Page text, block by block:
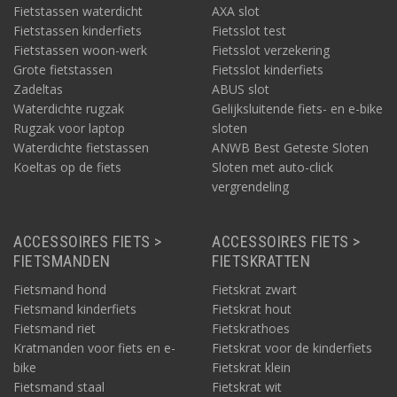
Fietstassen waterdicht
Fietstassen kinderfiets
Fietstassen woon-werk
Grote fietstassen
Zadeltas
Waterdichte rugzak
Rugzak voor laptop
Waterdichte fietstassen
Koeltas op de fiets
AXA slot
Fietsslot test
Fietsslot verzekering
Fietsslot kinderfiets
ABUS slot
Gelijksluitende fiets- en e-bike
sloten
ANWB Best Geteste Sloten
Sloten met auto-click
vergrendeling
ACCESSOIRES FIETS >
FIETSMANDEN
Fietsmand hond
Fietsmand kinderfiets
Fietsmand riet
Kratmanden voor fiets en e-
bike
Fietsmand staal
ACCESSOIRES FIETS >
FIETSKRATTEN
Fietskrat zwart
Fietskrat hout
Fietskrathoes
Fietskrat voor de kinderfiets
Fietskrat klein
Fietskrat wit